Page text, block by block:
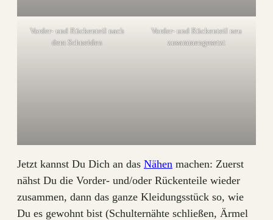
Vorder- und Rückenteil nach
dem Schneiden
Vorder- und Rückenteil neu
zusammengesetzt
Jetzt kannst Du Dich an das Nähen machen: Zuerst
nähst Du die Vorder- und/oder Rückenteile wieder
zusammen, dann das ganze Kleidungsstück so, wie
Du es gewohnt bist (Schulternähte schließen, Ärmel